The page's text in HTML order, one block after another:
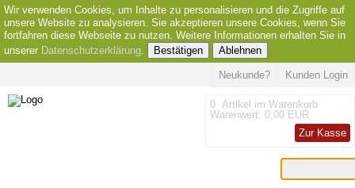
Wir verwenden Cookies, um Inhalte zu personalisieren und die Zugriffe auf
unsere Website zu analysieren. Sie akzeptieren unsere Cookies, wenn Sie
fortfahren diese Webseite zu nutzen. Weitere Informationen erhalten Sie in
unserer Datenschutzerklärung. Bestätigen Ablehnen
Kunden Login
Neukunde?
0 Artikel im Warenkorb
Warenwert: 0,00 EUR
Zur Kasse